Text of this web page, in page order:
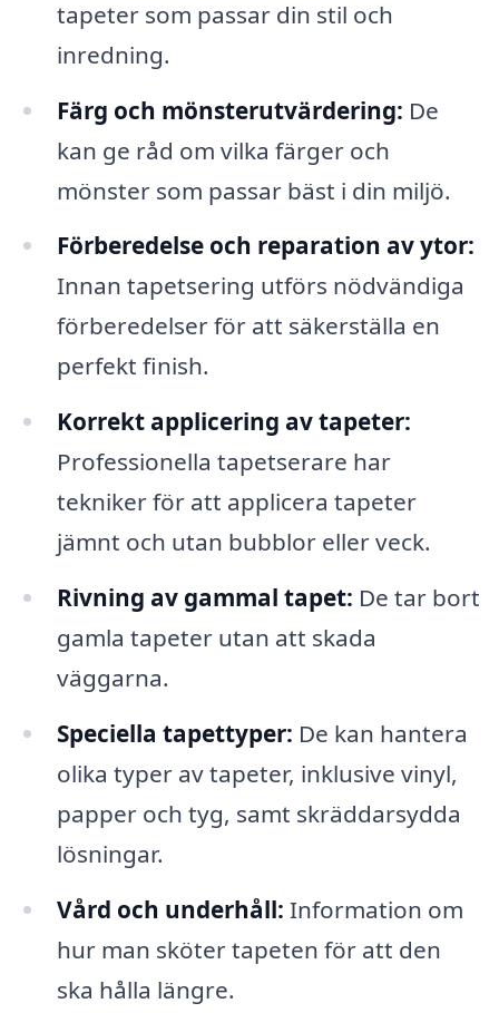
tapeter som passar din stil och
inredning.
Färg och mönsterutvärdering: De
kan ge råd om vilka färger och
mönster som passar bäst i din miljö.
Förberedelse och reparation av ytor:
Innan tapetsering utförs nödvändiga
förberedelser för att säkerställa en
perfekt finish.
Korrekt applicering av tapeter:
Professionella tapetserare har
tekniker för att applicera tapeter
jämnt och utan bubblor eller veck.
Rivning av gammal tapet: De tar bort
gamla tapeter utan att skada
väggarna.
Speciella tapettyper: De kan hantera
olika typer av tapeter, inklusive vinyl,
papper och tyg, samt skräddarsydda
lösningar.
Vård och underhåll: Information om
hur man sköter tapeten för att den
ska hålla längre.